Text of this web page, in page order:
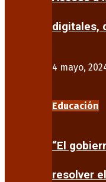
digitales,
4 mayo,
Educación
“El
resolver